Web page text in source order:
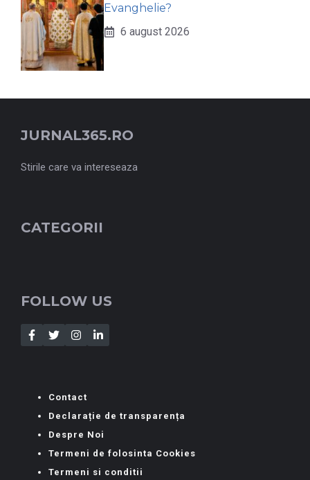
Evanghelie?
6 august 2026
JURNAL365.RO
Stirile care va intereseaza
CATEGORII
FOLLOW US
Contact
Declarație de transparența
Despre Noi
Termeni de folosinta Cookies
Termeni si conditii